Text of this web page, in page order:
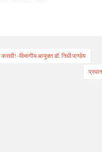
-विभागीय आयुक्त डॉ. निधी पाण्डेय